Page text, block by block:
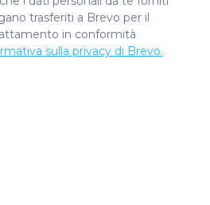
trasferiti a Brevo per il
in conformità
sulla privacy di Brevo.